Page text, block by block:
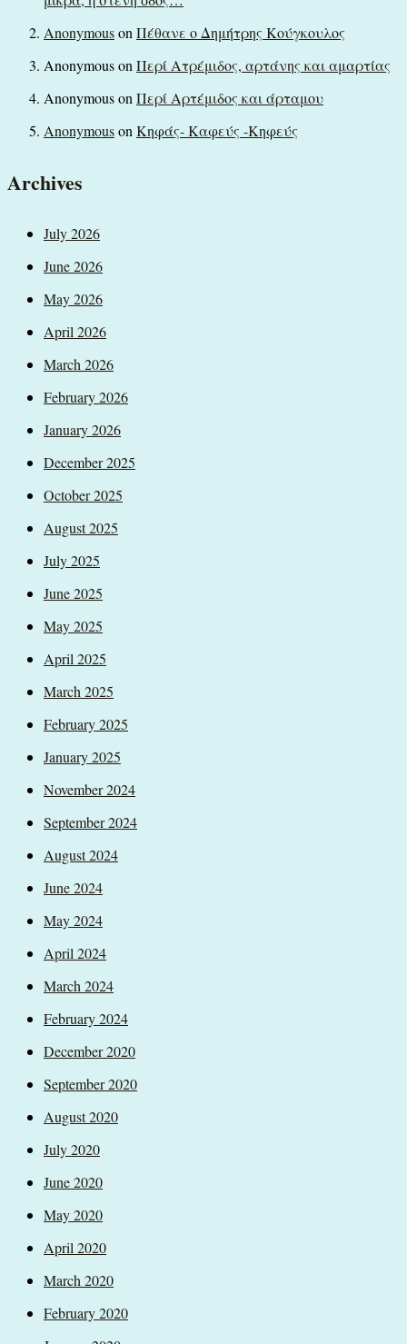
AnonymousonΠέθανε ο Δημήτρης Κούγκουλος
AnonymousonΠερί Ατρέμιδος, αρτάνης και αμαρτίας
AnonymousonΠερί Αρτέμιδος και άρταμου
AnonymousonΚηφάς- Καφεύς -Κηφεύς
Archives
July 2026
June 2026
May 2026
April 2026
March 2026
February 2026
January 2026
December 2025
October 2025
August 2025
July 2025
June 2025
May 2025
April 2025
March 2025
February 2025
January 2025
November 2024
September 2024
August 2024
June 2024
May 2024
April 2024
March 2024
February 2024
December 2020
September 2020
August 2020
July 2020
June 2020
May 2020
April 2020
March 2020
February 2020